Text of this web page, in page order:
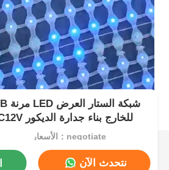
IP67 مقاوم للماء DC12V للخارج بناء جدارة الديكور
الأسعار：negotiate
نتحدث الآن